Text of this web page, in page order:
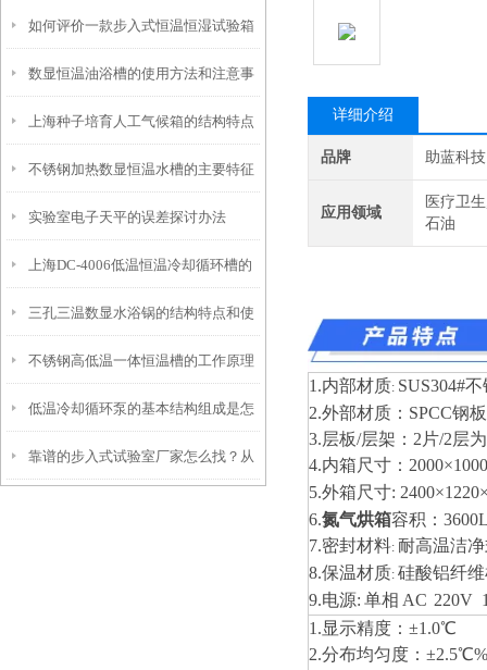
如何评价一款步入式恒温恒湿试验箱
的好坏？
数显恒温油浴槽的使用方法和注意事
项
上海种子培育人工气候箱的结构特点
与优势介绍
不锈钢加热数显恒温水槽的主要特征
和维护使用
实验室电子天平的误差探讨办法
上海DC-4006低温恒温冷却循环槽的
产品特点和应用
三孔三温数显水浴锅的结构特点和使
用步骤
不锈钢高低温一体恒温槽的工作原理
和控制系统介绍
低温冷却循环泵的基本结构组成是怎
样的？
靠谱的步入式试验室厂家怎么找？从
详细介绍
品牌 助蓝科技
应用领域
医疗卫
石油
1.内部材质: SUS304#不
2.外部材质： SPCC钢
3.层板/层架： 2 片/2层
4.内箱尺寸：
5.外箱尺寸:
6.氮气烘箱容积：
7.密封材料: 耐高温洁
8.保温材质: 硅酸铝纤
9.电源: 单相 AC 220V
1.显示精度：±1.0℃
2.分布均匀度：±2.5℃%